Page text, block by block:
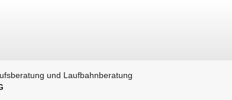
und Laufbahnberatung